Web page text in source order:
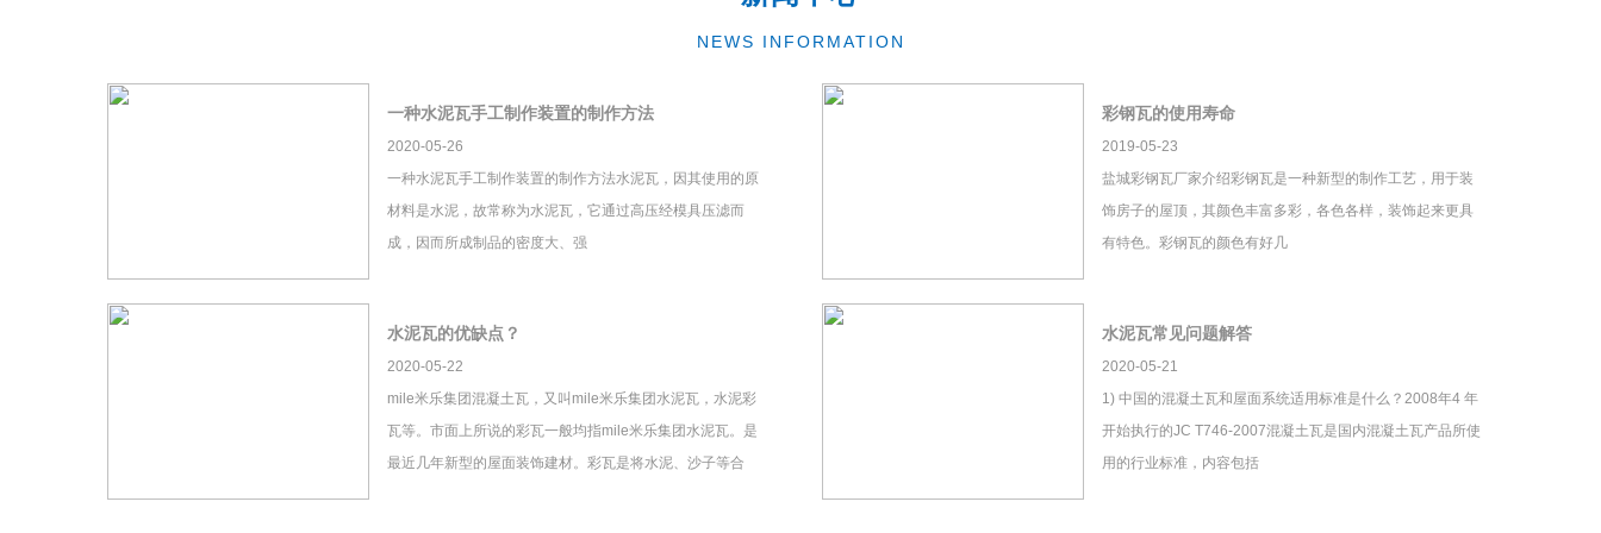
NEWS INFORMATION
一种水泥瓦手工制作装置的制作方法
2020-05-26
一种水泥瓦手工制作装置的制作方法水泥瓦，因其使用的原
材料是水泥，故常称为水泥瓦，它通过高压经模具压滤而
成，因而所成制品的密度大、强
彩钢瓦的使用寿命
2019-05-23
盐城彩钢瓦厂家介绍彩钢瓦是一种新型的制作工艺，用于装
饰房子的屋顶，其颜色丰富多彩，各色各样，装饰起来更具
有特色。彩钢瓦的颜色有好几
水泥瓦的优缺点？
2020-05-22
mile米乐集团混凝土瓦，又叫mile米乐集团水泥瓦，水泥彩
瓦等。市面上所说的彩瓦一般均指mile米乐集团水泥瓦。是
最近几年新型的屋面装饰建材。彩瓦是将水泥、沙子等合
水泥瓦常见问题解答
2020-05-21
1) 中国的混凝土瓦和屋面系统适用标准是什么？2008年4 年
开始执行的JC T746-2007混凝土瓦是国内混凝土瓦产品所使
用的行业标准，内容包括